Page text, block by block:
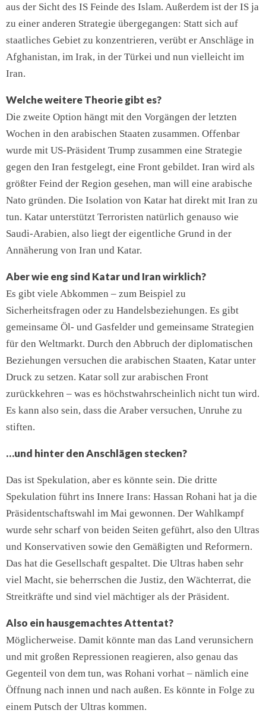
aus der Sicht des IS Feinde des Islam. Außerdem ist der IS ja
zu einer anderen Strategie übergegangen: Statt sich auf
staatliches Gebiet zu konzentrieren, verübt er Anschläge in
Afghanistan, im Irak, in der Türkei und nun vielleicht im
Iran.
Welche weitere Theorie gibt es?
Die zweite Option hängt mit den Vorgängen der letzten
Wochen in den arabischen Staaten zusammen. Offenbar
wurde mit US-Präsident Trump zusammen eine Strategie
gegen den Iran festgelegt, eine Front gebildet. Iran wird als
größter Feind der Region gesehen, man will eine arabische
Nato gründen. Die Isolation von Katar hat direkt mit Iran zu
tun. Katar unterstützt Terroristen natürlich genauso wie
Saudi-Arabien, also liegt der eigentliche Grund in der
Annäherung von Iran und Katar.
Aber wie eng sind Katar und Iran wirklich?
Es gibt viele Abkommen – zum Beispiel zu
Sicherheitsfragen oder zu Handelsbeziehungen. Es gibt
gemeinsame Öl- und Gasfelder und gemeinsame Strategien
für den Weltmarkt. Durch den Abbruch der diplomatischen
Beziehungen versuchen die arabischen Staaten, Katar unter
Druck zu setzen. Katar soll zur arabischen Front
zurückkehren – was es höchstwahrscheinlich nicht tun wird.
Es kann also sein, dass die Araber versuchen, Unruhe zu
stiften.
…und hinter den Anschlägen stecken?
Das ist Spekulation, aber es könnte sein. Die dritte
Spekulation führt ins Innere Irans: Hassan Rohani hat ja die
Präsidentschaftswahl im Mai gewonnen. Der Wahlkampf
wurde sehr scharf von beiden Seiten geführt, also den Ultras
und Konservativen sowie den Gemäßigten und Reformern.
Das hat die Gesellschaft gespaltet. Die Ultras haben sehr
viel Macht, sie beherrschen die Justiz, den Wächterrat, die
Streitkräfte und sind viel mächtiger als der Präsident.
Also ein hausgemachtes Attentat?
Möglicherweise. Damit könnte man das Land verunsichern
und mit großen Repressionen reagieren, also genau das
Gegenteil von dem tun, was Rohani vorhat – nämlich eine
Öffnung nach innen und nach außen. Es könnte in Folge zu
einem Putsch der Ultras kommen.